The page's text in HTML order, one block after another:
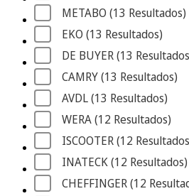
METABO (13 Resultados)
EKO (13 Resultados)
DE BUYER (13 Resultados
CAMRY (13 Resultados)
AVDL (13 Resultados)
WERA (12 Resultados)
ISCOOTER (12 Resultados
INATECK (12 Resultados)
CHEFFINGER (12